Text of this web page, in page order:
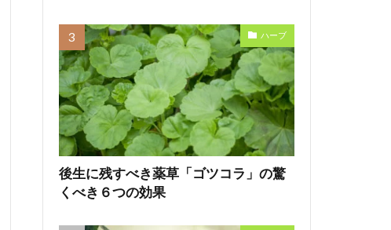
ハーブ
後生に残すべき薬草「ゴツコラ」の驚
くべき６つの効果